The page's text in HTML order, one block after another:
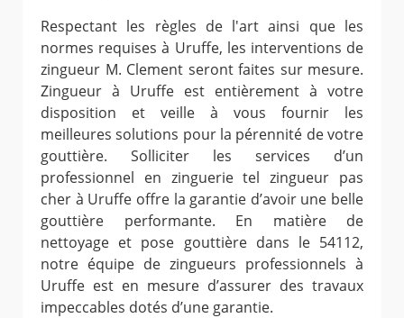
Respectant les règles de l'art ainsi que les
normes requises à Uruffe, les interventions de
zingueur M. Clement seront faites sur mesure.
Zingueur à Uruffe est entièrement à votre
disposition et veille à vous fournir les
meilleures solutions pour la pérennité de votre
gouttière. Solliciter les services d’un
professionnel en zinguerie tel zingueur pas
cher à Uruffe offre la garantie d’avoir une belle
gouttière performante. En matière de
nettoyage et pose gouttière dans le 54112,
notre équipe de zingueurs professionnels à
Uruffe est en mesure d’assurer des travaux
impeccables dotés d’une garantie.